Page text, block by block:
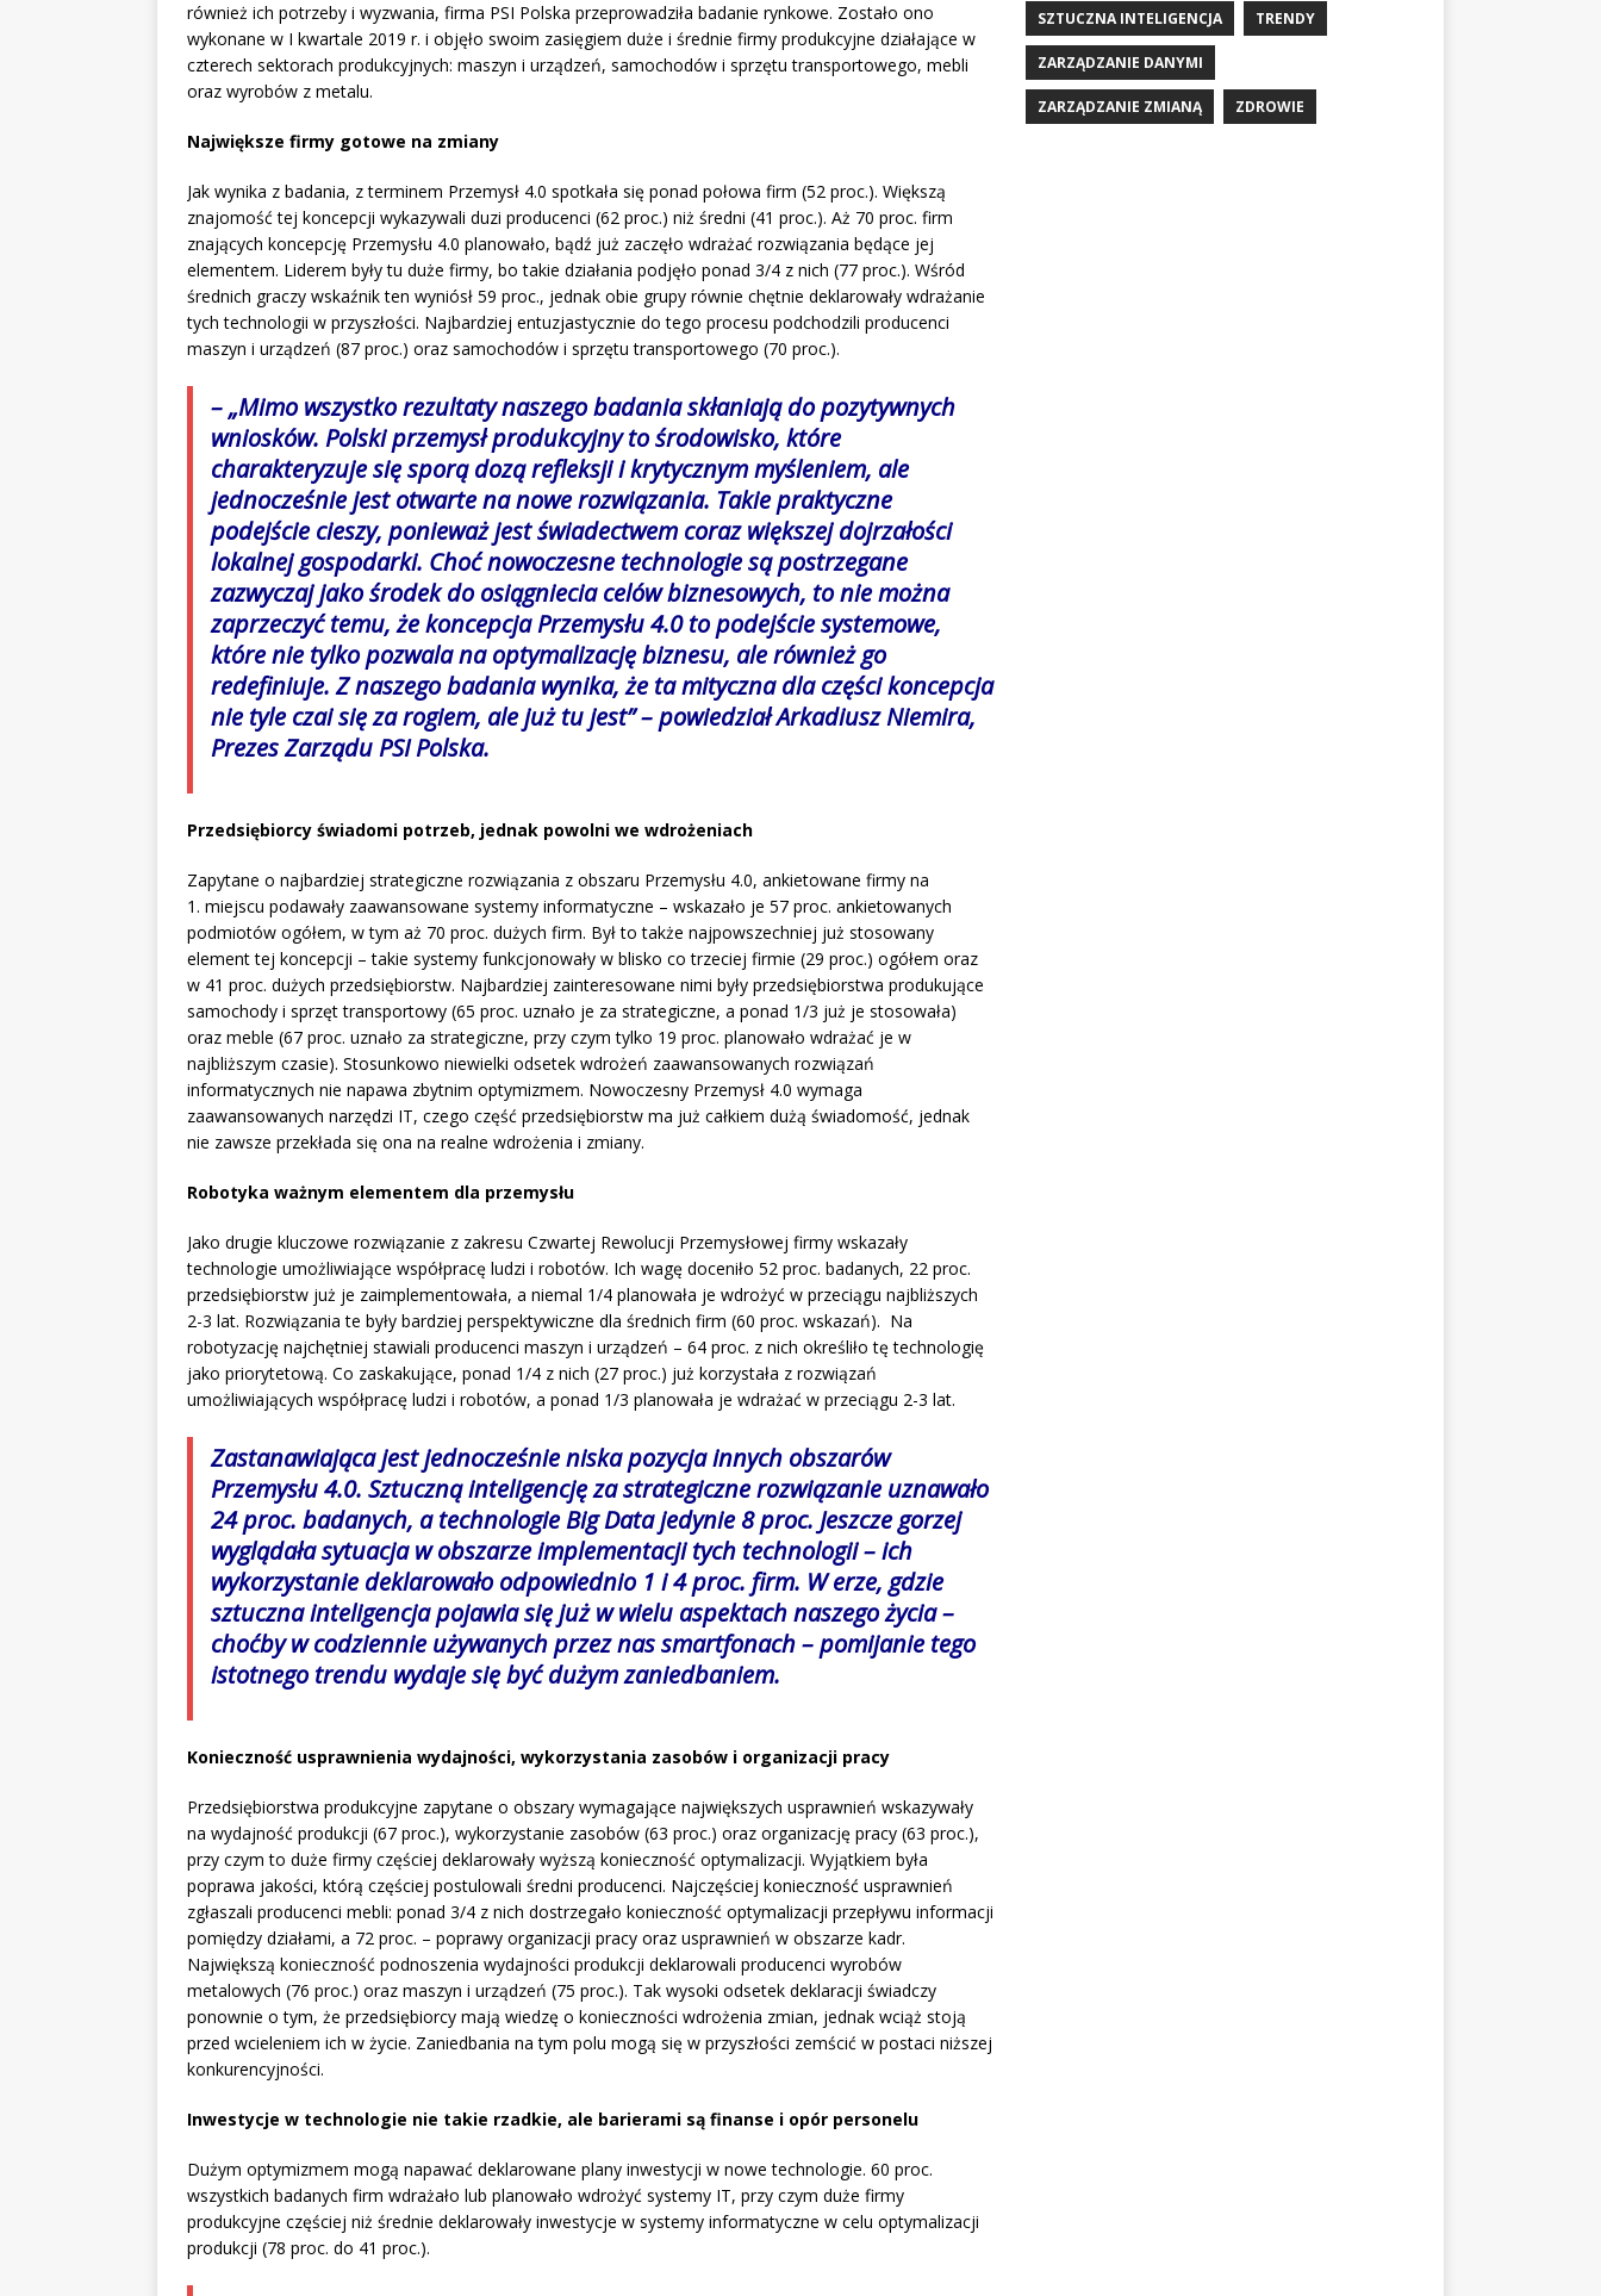
również ich potrzeby i wyzwania, firma PSI Polska przeprowadziła badanie rynkowe. Zostało ono
wykonane w I kwartale 2019 r. i objęło swoim zasięgiem duże i średnie firmy produkcyjne działające w
czterech sektorach produkcyjnych: maszyn i urządzeń, samochodów i sprzętu transportowego, mebli
oraz wyrobów z metalu.
Największe firmy gotowe na zmiany
Jak wynika z badania, z terminem Przemysł 4.0 spotkała się ponad połowa firm (52 proc.). Większą
znajomość tej koncepcji wykazywali duzi producenci (62 proc.) niż średni (41 proc.). Aż 70 proc. firm
znających koncepcję Przemysłu 4.0 planowało, bądź już zaczęło wdrażać rozwiązania będące jej
elementem. Liderem były tu duże firmy, bo takie działania podjęło ponad 3/4 z nich (77 proc.). Wśród
średnich graczy wskaźnik ten wyniósł 59 proc., jednak obie grupy równie chętnie deklarowały wdrażanie
tych technologii w przyszłości. Najbardziej entuzjastycznie do tego procesu podchodzili producenci
maszyn i urządzeń (87 proc.) oraz samochodów i sprzętu transportowego (70 proc.).
– „Mimo wszystko rezultaty naszego badania skłaniają do pozytywnych
wniosków. Polski przemysł produkcyjny to środowisko, które
charakteryzuje się sporą dozą refleksji i krytycznym myśleniem, ale
jednocześnie jest otwarte na nowe rozwiązania. Takie praktyczne
podejście cieszy, ponieważ jest świadectwem coraz większej dojrzałości
lokalnej gospodarki. Choć nowoczesne technologie są postrzegane
zazwyczaj jako środek do osiągniecia celów biznesowych, to nie można
zaprzeczyć temu, że koncepcja Przemysłu 4.0 to podejście systemowe,
które nie tylko pozwala na optymalizację biznesu, ale również go
redefiniuje. Z naszego badania wynika, że ta mityczna dla części koncepcja
nie tyle czai się za rogiem, ale już tu jest” – powiedział Arkadiusz Niemira,
Prezes Zarządu PSI Polska.
Przedsiębiorcy świadomi potrzeb, jednak powolni we wdrożeniach
Zapytane o najbardziej strategiczne rozwiązania z obszaru Przemysłu 4.0, ankietowane firmy na
1. miejscu podawały zaawansowane systemy informatyczne – wskazało je 57 proc. ankietowanych
podmiotów ogółem, w tym aż 70 proc. dużych firm. Był to także najpowszechniej już stosowany
element tej koncepcji – takie systemy funkcjonowały w blisko co trzeciej firmie (29 proc.) ogółem oraz
w 41 proc. dużych przedsiębiorstw. Najbardziej zainteresowane nimi były przedsiębiorstwa produkujące
samochody i sprzęt transportowy (65 proc. uznało je za strategiczne, a ponad 1/3 już je stosowała)
oraz meble (67 proc. uznało za strategiczne, przy czym tylko 19 proc. planowało wdrażać je w
najbliższym czasie). Stosunkowo niewielki odsetek wdrożeń zaawansowanych rozwiązań
informatycznych nie napawa zbytnim optymizmem. Nowoczesny Przemysł 4.0 wymaga
zaawansowanych narzędzi IT, czego część przedsiębiorstw ma już całkiem dużą świadomość, jednak
nie zawsze przekłada się ona na realne wdrożenia i zmiany.
Robotyka ważnym elementem dla przemysłu
Jako drugie kluczowe rozwiązanie z zakresu Czwartej Rewolucji Przemysłowej firmy wskazały
technologie umożliwiające współpracę ludzi i robotów. Ich wagę doceniło 52 proc. badanych, 22 proc.
przedsiębiorstw już je zaimplementowała, a niemal 1/4 planowała je wdrożyć w przeciągu najbliższych
2-3 lat. Rozwiązania te były bardziej perspektywiczne dla średnich firm (60 proc. wskazań). Na
robotyzację najchętniej stawiali producenci maszyn i urządzeń – 64 proc. z nich określiło tę technologię
jako priorytetową. Co zaskakujące, ponad 1/4 z nich (27 proc.) już korzystała z rozwiązań
umożliwiających współpracę ludzi i robotów, a ponad 1/3 planowała je wdrażać w przeciągu 2-3 lat.
Zastanawiająca jest jednocześnie niska pozycja innych obszarów
Przemysłu 4.0. Sztuczną inteligencję za strategiczne rozwiązanie uznawało
24 proc. badanych, a technologie Big Data jedynie 8 proc. Jeszcze gorzej
wyglądała sytuacja w obszarze implementacji tych technologii – ich
wykorzystanie deklarowało odpowiednio 1 i 4 proc. firm. W erze, gdzie
sztuczna inteligencja pojawia się już w wielu aspektach naszego życia –
choćby w codziennie używanych przez nas smartfonach – pomijanie tego
istotnego trendu wydaje się być dużym zaniedbaniem.
Konieczność usprawnienia wydajności, wykorzystania zasobów i organizacji pracy
Przedsiębiorstwa produkcyjne zapytane o obszary wymagające największych usprawnień wskazywały
na wydajność produkcji (67 proc.), wykorzystanie zasobów (63 proc.) oraz organizację pracy (63 proc.),
przy czym to duże firmy częściej deklarowały wyższą konieczność optymalizacji. Wyjątkiem była
poprawa jakości, którą częściej postulowali średni producenci. Najczęściej konieczność usprawnień
zgłaszali producenci mebli: ponad 3/4 z nich dostrzegało konieczność optymalizacji przepływu informacji
pomiędzy działami, a 72 proc. – poprawy organizacji pracy oraz usprawnień w obszarze kadr.
Największą konieczność podnoszenia wydajności produkcji deklarowali producenci wyrobów
metalowych (76 proc.) oraz maszyn i urządzeń (75 proc.). Tak wysoki odsetek deklaracji świadczy
ponownie o tym, że przedsiębiorcy mają wiedzę o konieczności wdrożenia zmian, jednak wciąż stoją
przed wcieleniem ich w życie. Zaniedbania na tym polu mogą się w przyszłości zemścić w postaci niższej
konkurencyjności.
Inwestycje w technologie nie takie rzadkie, ale barierami są finanse i opór personelu
Dużym optymizmem mogą napawać deklarowane plany inwestycji w nowe technologie. 60 proc.
wszystkich badanych firm wdrażało lub planowało wdrożyć systemy IT, przy czym duże firmy
produkcyjne częściej niż średnie deklarowały inwestycje w systemy informatyczne w celu optymalizacji
produkcji (78 proc. do 41 proc.).
SZTUCZNA INTELIGENCJA TRENDY
ZARZĄDZANIE DANYMI
ZARZĄDZANIE ZMIANĄ ZDROWIE